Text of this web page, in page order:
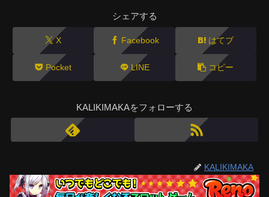
シェアする
X Facebook はてブ
Pocket LINE コピー
KALIKIMAKAをフォローする
KALIKIMAKA